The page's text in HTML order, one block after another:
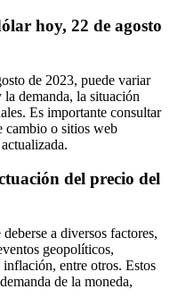
hoy, 22 de agosto
de 2023, puede variar
demanda, la situación
Es importante consultar
cambio o sitios web
del precio del
a diversos factores,
geopolíticos,
inflación, entre otros. Estos
de la moneda,